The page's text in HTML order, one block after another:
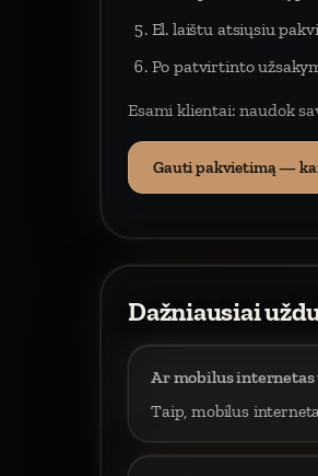
El. laištu atsiųsiu
Po patvirtinto
Esami klientai: naudok
Gauti pakvietimą —
Dažniausiai
Ar mobilus internetas
Taip, mobilus